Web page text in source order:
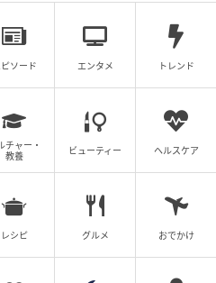
ってくるマスコットです☆
ブ&ティム” なかよし
ソード エンタメ トレンド
チャー・
教養
ビューティー ヘルスケア
レシピ グルメ おでかけ